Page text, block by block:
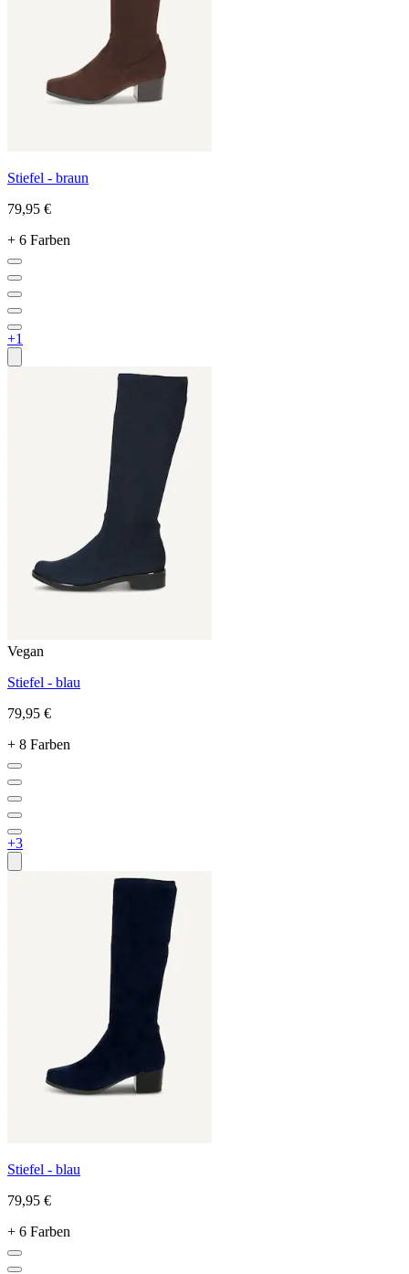
Stiefel - braun
79,95 €
+ 6 Farben
+1
Vegan
Stiefel - blau
79,95 €
+ 8 Farben
+3
Stiefel - blau
79,95 €
+ 6 Farben